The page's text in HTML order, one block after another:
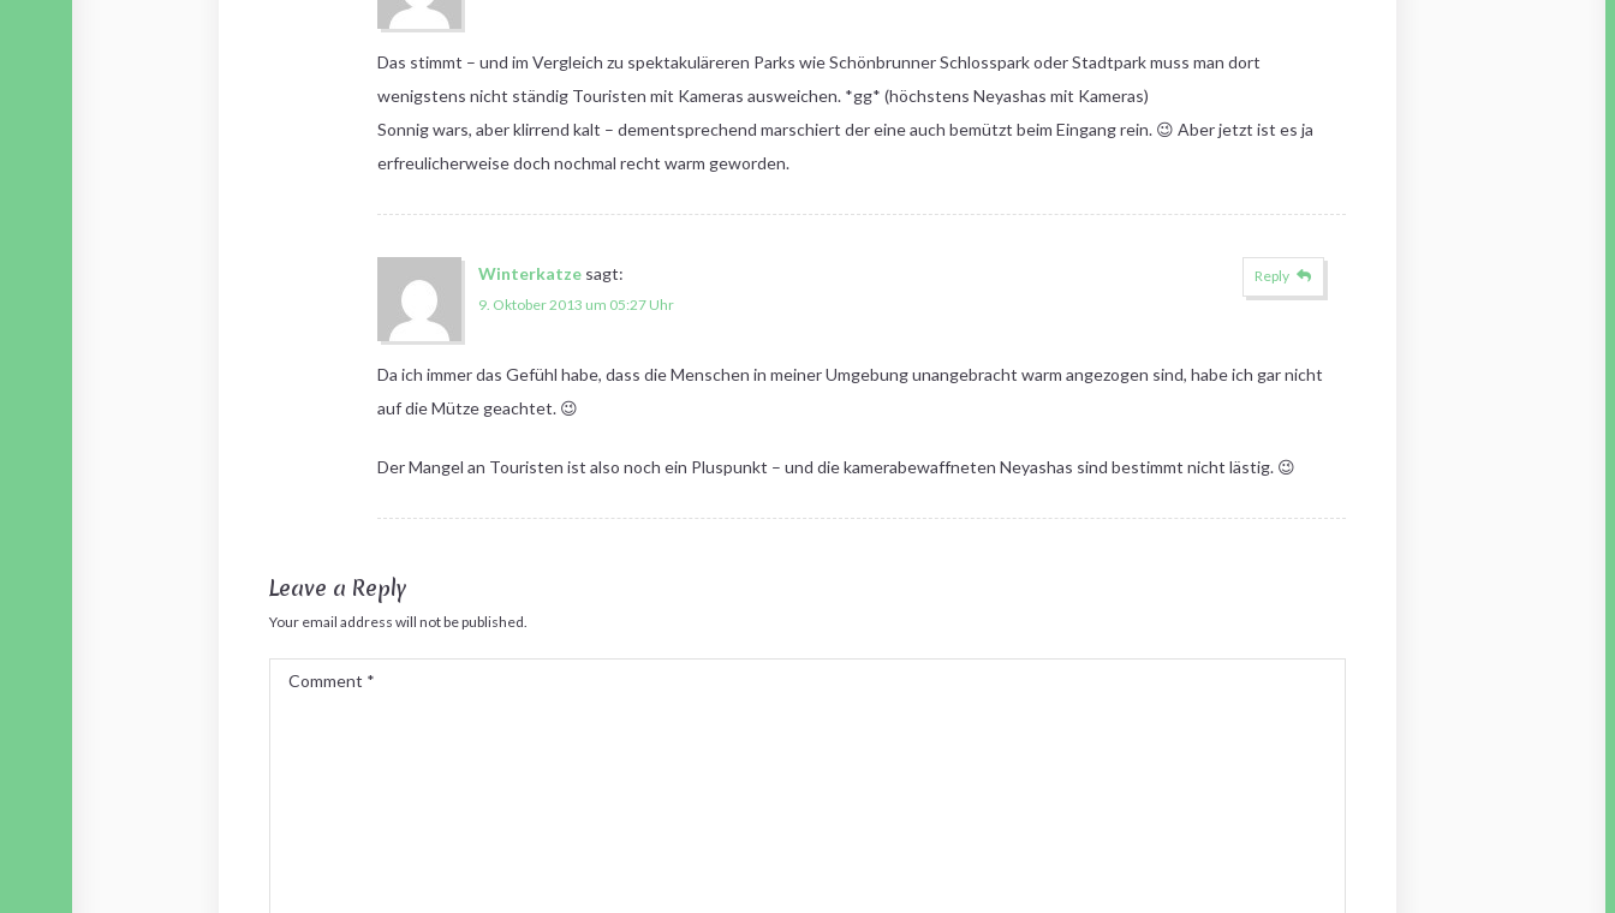
Das stimmt – und im Vergleich zu spektakuläreren Parks wie Schönbrunner Schlosspark oder Stadtpark muss man dort
wenigstens nicht ständig Touristen mit Kameras ausweichen. *gg* (höchstens Neyashas mit Kameras)
Sonnig wars, aber klirrend kalt – dementsprechend marschiert der eine auch bemützt beim Eingang rein. 😉 Aber jetzt ist es ja
erfreulicherweise doch nochmal recht warm geworden.
Winterkatze sagt:
9. Oktober 2013 um 05:27 Uhr
Da ich immer das Gefühl habe, dass die Menschen in meiner Umgebung unangebracht warm angezogen sind, habe ich gar nicht
auf die Mütze geachtet. 😉
Der Mangel an Touristen ist also noch ein Pluspunkt – und die kamerabewaffneten Neyashas sind bestimmt nicht lästig. 😉
Reply
Leave a Reply
Your email address will not be published.
Comment